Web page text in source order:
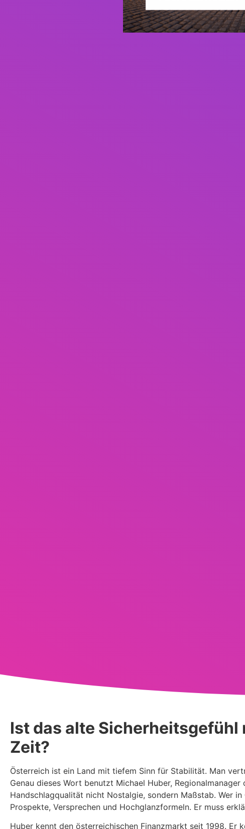
Ist das alte
Zeit?
Österreich ist ein Land mit tiefem Sinn für Stabilität. Man
Genau dieses Wort benutzt Michael Huber,
Handschlagqualität nicht Nostalgie, sondern Maßstab. Wer
Prospekte, Versprechen und Hochglanzformeln. Er muss
Huber kennt den österreichischen Finanzmarkt seit 1998. Er